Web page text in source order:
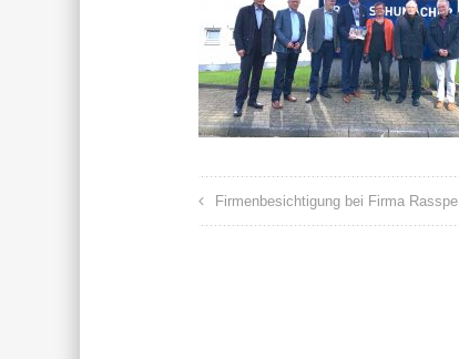
Firmenbesichtigung bei Firma Rasspe